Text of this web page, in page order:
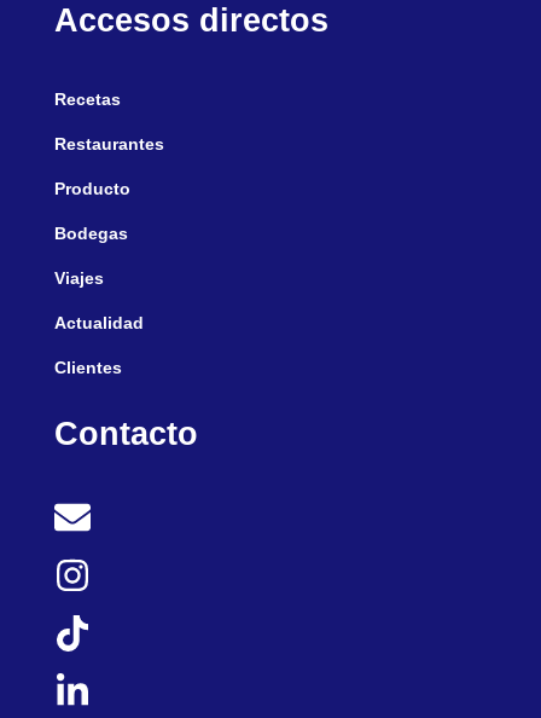
Accesos directos
Recetas
Restaurantes
Producto
Bodegas
Viajes
Actualidad
Clientes
Contacto